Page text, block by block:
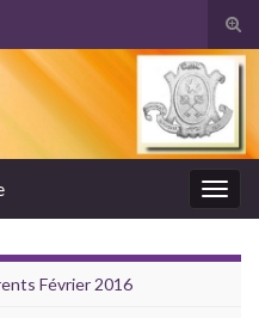
Février 2016